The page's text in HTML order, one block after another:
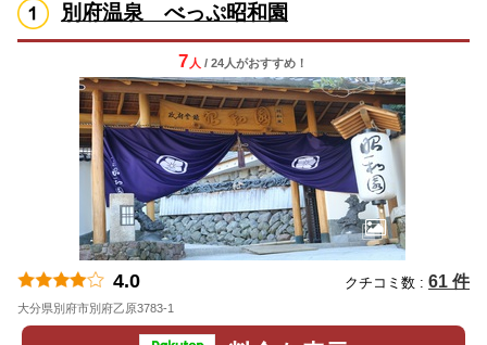
別府温泉 べっぷ昭和園
7 人 / 24人がおすすめ！
4.0 クチコミ数 : 61 件
大分県別府市別府乙原3783-1